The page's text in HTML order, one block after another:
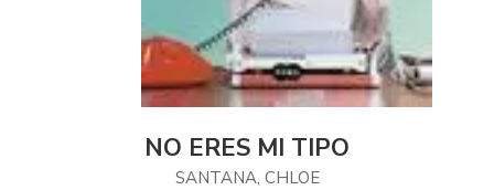
NO ERES MI TIPO
SANTANA, CHLOE